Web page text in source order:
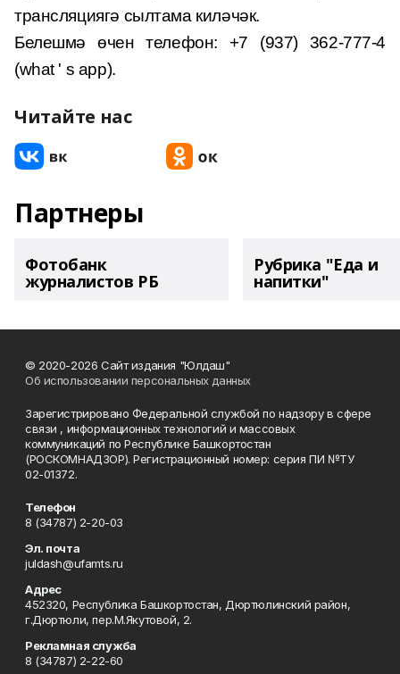
трансляциягә сылтама киләчәк.
Белешмә өчен телефон: +7 (937) 362-777-4
(what ' s app).
Читайте нас
Партнеры
Фотобанк
журналистов РБ
Рубрика "Еда и
напитки"
© 2020-2026 Сайт издания "Юлдаш"
Об использовании персональных данных
Зарегистрировано Федеральной службой по надзору в сфере
связи , информационных технологий и массовых
коммуникаций по Республике Башкортостан
(РОСКОМНАДЗОР). Регистрационный номер: серия ПИ №ТУ
02-01372.
Телефон
8 (34787) 2-20-03
Эл. почта
juldash@ufamts.ru
Адрес
452320, Республика Башкортостан, Дюртюлинский район,
г.Дюртюли, пер.М.Якутовой, 2.
Рекламная служба
8 (34787) 2-22-60